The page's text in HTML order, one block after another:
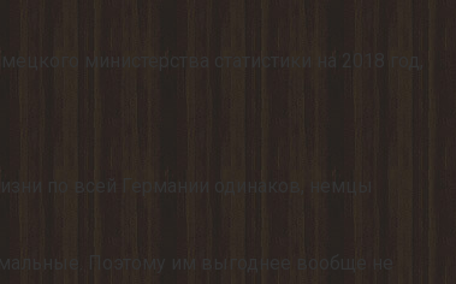
по всей Германии одинаков, немцы
Поэтому им выгоднее вообще не